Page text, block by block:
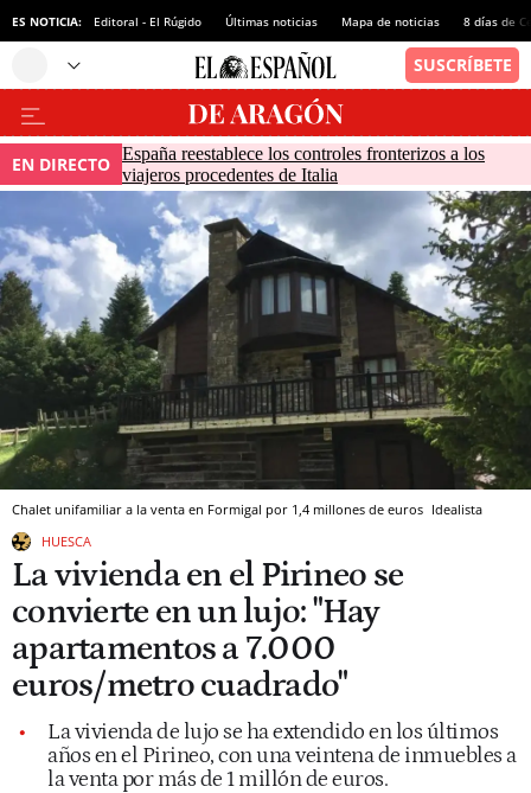
ES NOTICIA: Editoral - El Rúgido Últimas noticias Mapa de noticias 8 días de
EN DIRECTO España reestablece los controles fronterizos a los
viajeros procedentes de Italia
Chalet unifamiliar a la venta en Formigal por 1,4 millones de euros Idealista
HUESCA
La vivienda en el Pirineo se
convierte en un lujo: "Hay
apartamentos a 7.000
euros/metro cuadrado"
La vivienda de lujo se ha extendido en los últimos
años en el Pirineo, con una veintena de inmuebles a
la venta por más de 1 millón de euros.